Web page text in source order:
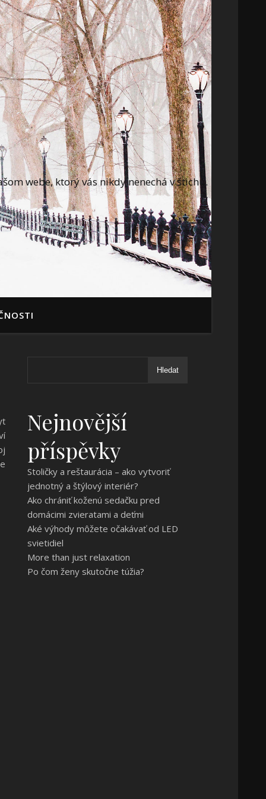
webe, ktorý vás nikdy nenechá v štichu.
Hledat
Nejnovější
příspěvky
Stoličky a reštaurácia – ako vytvoriť
jednotný a štýlový interiér?
Ako chrániť koženú sedačku pred
domácimi zvieratami a deťmi
Aké výhody môžete očakávať od LED
svietidiel
More than just relaxation
Po čom ženy skutočne túžia?